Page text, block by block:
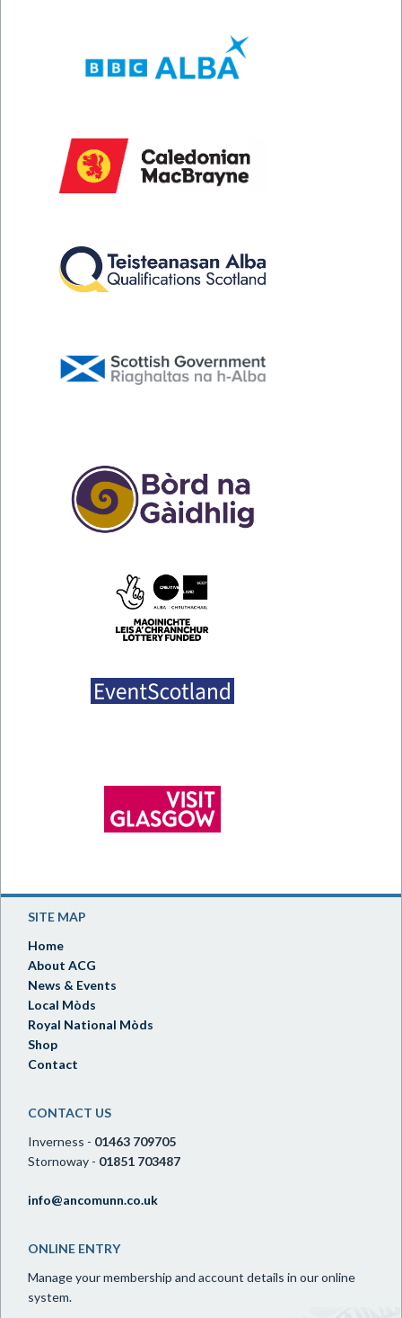
SITE MAP
Home
About ACG
News & Events
Local Mòds
Royal National Mòds
Shop
Contact
CONTACT US
Inverness - 01463 709705
Stornoway - 01851 703487
info@ancomunn.co.uk
ONLINE ENTRY
Manage your membership and account details in our online
system.